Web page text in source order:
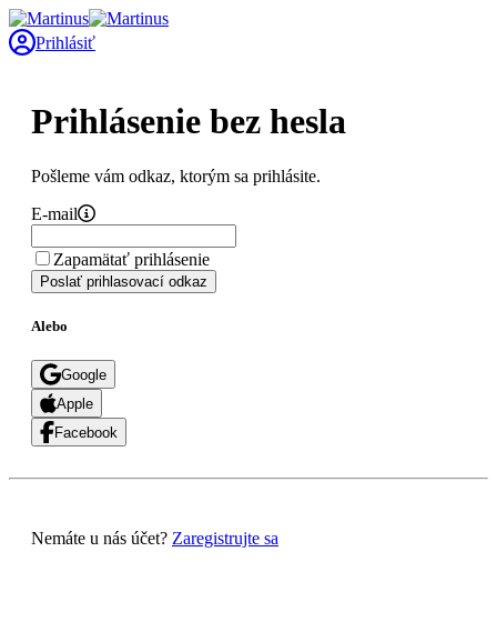
Prihlásiť
Prihlásenie bez hesla
Pošleme vám odkaz, ktorým sa prihlásite.
E-mail
Zapamätať prihlásenie
Poslať prihlasovací odkaz
Alebo
Google
Apple
Facebook
Nemáte u nás účet? Zaregistrujte sa